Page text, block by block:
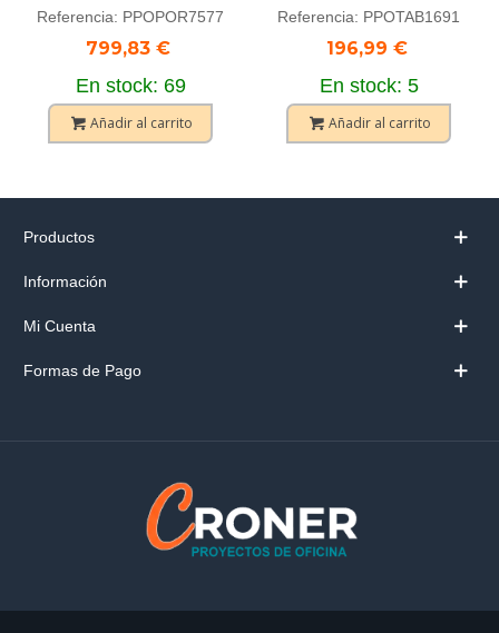
Referencia: PPOPOR7577
799,83 €
En stock: 69
Añadir al carrito
Referencia: PPOTAB1691
196,99 €
En stock: 5
Añadir al carrito
Productos
Información
Mi Cuenta
Formas de Pago